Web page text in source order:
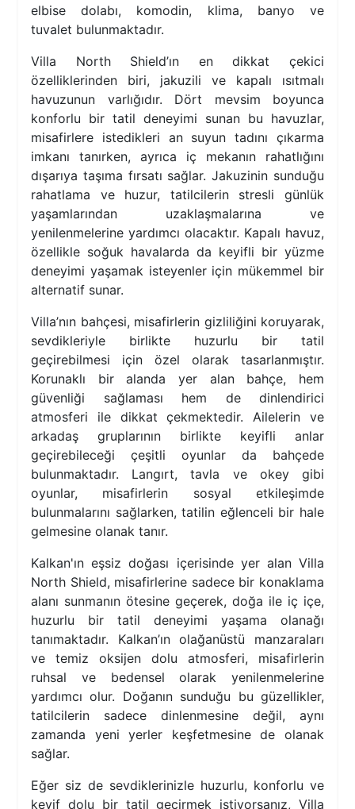
elbise dolabı, komodin, klima, banyo ve
tuvalet bulunmaktadır.
Villa North Shield’ın en dikkat çekici
özelliklerinden biri, jakuzili ve kapalı ısıtmalı
havuzunun varlığıdır. Dört mevsim boyunca
konforlu bir tatil deneyimi sunan bu havuzlar,
misafirlere istedikleri an suyun tadını çıkarma
imkanı tanırken, ayrıca iç mekanın rahatlığını
dışarıya taşıma fırsatı sağlar. Jakuzinin sunduğu
rahatlama ve huzur, tatilcilerin stresli günlük
yaşamlarından uzaklaşmalarına ve
yenilenmelerine yardımcı olacaktır. Kapalı havuz,
özellikle soğuk havalarda da keyifli bir yüzme
deneyimi yaşamak isteyenler için mükemmel bir
alternatif sunar.
Villa’nın bahçesi, misafirlerin gizliliğini koruyarak,
sevdikleriyle birlikte huzurlu bir tatil
geçirebilmesi için özel olarak tasarlanmıştır.
Korunaklı bir alanda yer alan bahçe, hem
güvenliği sağlaması hem de dinlendirici
atmosferi ile dikkat çekmektedir. Ailelerin ve
arkadaş gruplarının birlikte keyifli anlar
geçirebileceği çeşitli oyunlar da bahçede
bulunmaktadır. Langırt, tavla ve okey gibi
oyunlar, misafirlerin sosyal etkileşimde
bulunmalarını sağlarken, tatilin eğlenceli bir hale
gelmesine olanak tanır.
Kalkan'ın eşsiz doğası içerisinde yer alan Villa
North Shield, misafirlerine sadece bir konaklama
alanı sunmanın ötesine geçerek, doğa ile iç içe,
huzurlu bir tatil deneyimi yaşama olanağı
tanımaktadır. Kalkan’ın olağanüstü manzaraları
ve temiz oksijen dolu atmosferi, misafirlerin
ruhsal ve bedensel olarak yenilenmelerine
yardımcı olur. Doğanın sunduğu bu güzellikler,
tatilcilerin sadece dinlenmesine değil, aynı
zamanda yeni yerler keşfetmesine de olanak
sağlar.
Eğer siz de sevdiklerinizle huzurlu, konforlu ve
keyif dolu bir tatil geçirmek istiyorsanız, Villa